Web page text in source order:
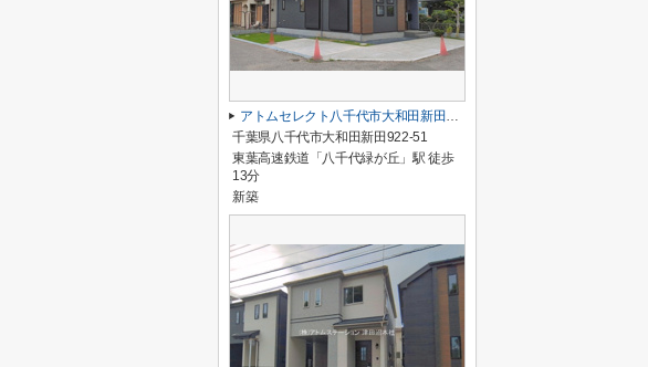
アトムセレクト八千代市大和田新田２期１号棟
千葉県八千代市大和田新田922-51
東葉高速鉄道「八千代緑が丘」駅 徒歩
13分
新築